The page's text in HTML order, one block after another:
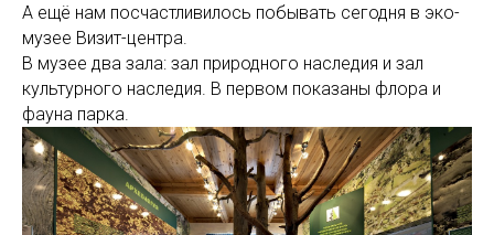
А ещё нам посчастливилось побывать сегодня в эко-
музее Визит-центра.
В музее два зала: зал природного наследия и зал
культурного наследия. В первом показаны флора и
фауна парка.